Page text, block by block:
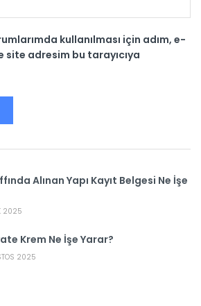
kullanılması için adım, e-
site adresim bu tarayıcıya
Alınan Yapı Kayıt Belgesi Ne İşe
2025
Krem Ne İşe Yarar?
2025